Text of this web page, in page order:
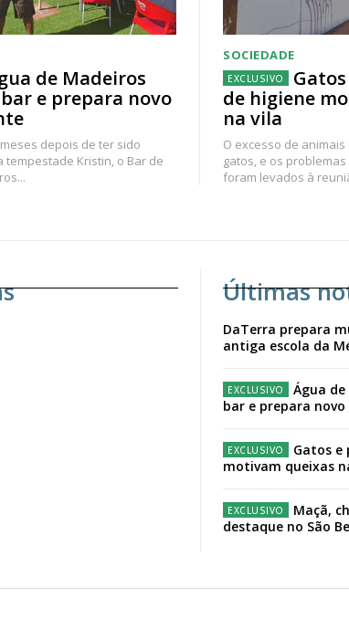
de Madeiros
e prepara novo
depois de ter sido
tempestade Kristin, o Bar de
SOCIEDADE
de higiene
na vila
O excesso de
gatos, e os
foram levados à
Últimas
DaTerra prepara
antiga escola da
Água
bar e prepara
Gatos e
motivam queixas
Maçã,
destaque no São